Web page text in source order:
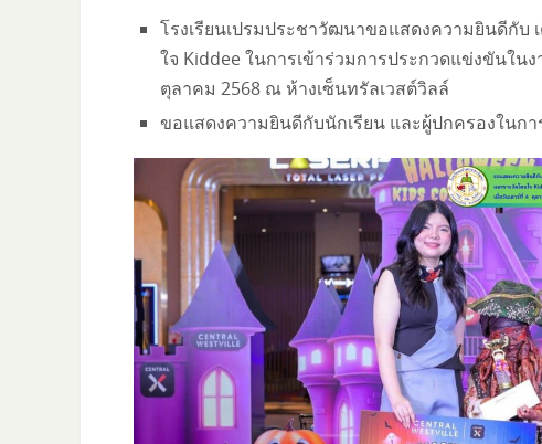
โรงเรียนเปรมประชาวัฒนาขอแสดงความยินดีกั
ใจ Kiddee ในการเข้าร่วมการประกวดแข่งขันใน
ตุลาคม 2568 ณ ห้างเซ็นทรัลเวสต์วิลล์
ขอแสดงความยินดีกับนักเรียน และผู้ปกครองในก